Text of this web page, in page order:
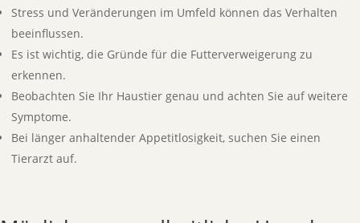
Stress und Veränderungen im Umfeld können das Verhalten
beeinflussen.
Es ist wichtig, die Gründe für die Futterverweigerung zu
erkennen.
Beobachten Sie Ihr Haustier genau und achten Sie auf weitere
Symptome.
Bei länger anhaltender Appetitlosigkeit, suchen Sie einen
Tierarzt auf.